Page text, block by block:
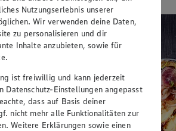
Nutzungserlebnis unserer
Wir verwenden deine Daten,
zu personalisieren und dir
Inhalte anzubieten, sowie für
ist freiwillig und kann jederzeit
Datenschutz-Einstellungen angepasst
dass auf Basis deiner
nicht mehr alle Funktionalitäten zur
Weitere Erklärungen sowie einen